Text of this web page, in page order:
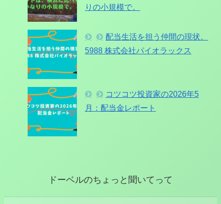
りの小規模で。
配当生活を担う仲間の現状。
5988 株式会社パイオラックス
コツコツ投資家の2026年5
月：配当金レポート
ドーベルのちょっと聞いてって